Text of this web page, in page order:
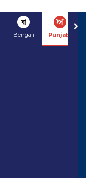
বা
Bengali
ਅ
Punjabi